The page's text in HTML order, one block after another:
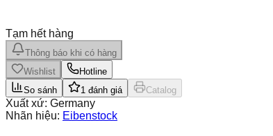
Tạm hết hàng
Thông báo khi có hàng
Wishlist
Hotline
So sánh
1 đánh giá Catalog
Xuất xứ: Germany
Nhãn hiệu: Eibenstock